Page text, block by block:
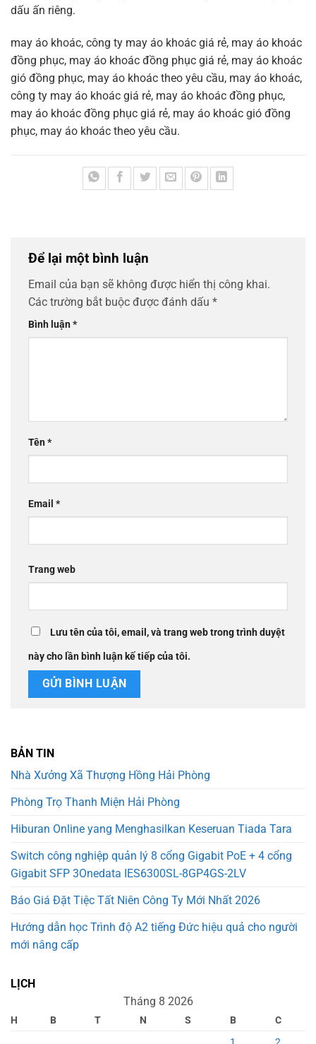
dấu ấn riêng.
may áo khoác, công ty may áo khoác giá rẻ, may áo khoác
đồng phục, may áo khoác đồng phục giá rẻ, may áo khoác
gió đồng phục, may áo khoác theo yêu cầu, may áo khoác,
công ty may áo khoác giá rẻ, may áo khoác đồng phục,
may áo khoác đồng phục giá rẻ, may áo khoác gió đồng
phục, may áo khoác theo yêu cầu.
Để lại một bình luận
Email của bạn sẽ không được hiển thị công khai.
Các trường bắt buộc được đánh dấu *
Bình luận*
Tên*
Email *
Trang web
Lưu tên của tôi, email, và trang web trong trình duyệt
này cho lần bình luận kế tiếp của tôi.
BẢN TIN
Nhà Xưởng Xã Thượng Hồng Hải Phòng
Phòng Trọ Thanh Miện Hải Phòng
Hiburan Online yang Menghasilkan Keseruan Tiada Tara
Switch công nghiệp quản lý 8 cổng Gigabit PoE + 4 cổng
Gigabit SFP 3Onedata IES6300SL-8GP4GS-2LV
Báo Giá Đặt Tiệc Tất Niên Công Ty Mới Nhất 2026
Hướng dẫn học Trình độ A2 tiếng Đức hiệu quả cho người
mới nâng cấp
LỊCH
Tháng 8 2026
H B T N S B
C